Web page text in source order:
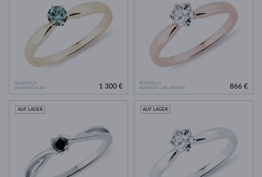
GELBGOLD
DIAMANT BLAU
1 300 €
ROSÉGOLD
DIAMANT LAB GROWN
866 €
AUF LAGER AUF LAGER